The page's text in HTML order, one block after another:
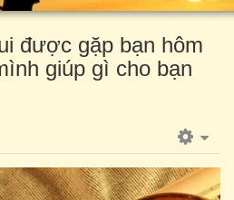
được gặp bạn hôm
giúp gì cho bạn